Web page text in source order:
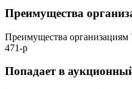
Преимущества
Преимущества
471-р
Попадает в